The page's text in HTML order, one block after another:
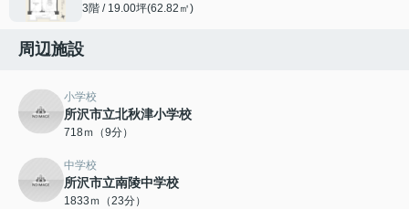
3階 / 19.00坪(62.82㎡)
周辺施設
小学校
所沢市立北秋津小学校
718ｍ（9分）
中学校
所沢市立南陵中学校
1833ｍ（23分）